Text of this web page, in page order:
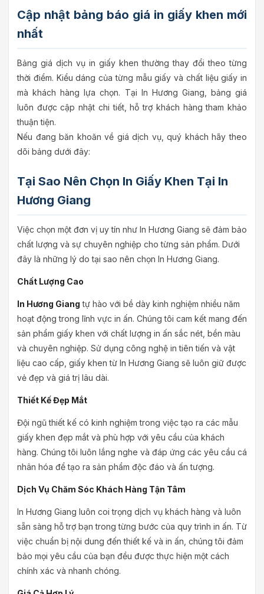
Cập nhật bảng báo giá in giấy khen mới
nhất
Bảng giá dịch vụ in giấy khen thường thay đổi theo từng
thời điểm. Kiểu dáng của từng mẫu giấy và chất liệu giấy in
mà khách hàng lựa chọn. Tại In Hương Giang, bảng giá
luôn được cập nhật chi tiết, hỗ trợ khách hàng tham khảo
thuận tiện.
Nếu đang băn khoăn về giá dịch vụ, quý khách hãy theo
dõi bảng dưới đây:
Tại Sao Nên Chọn In Giấy Khen Tại In
Hương Giang
Việc chọn một đơn vị uy tín như In Hương Giang sẽ đảm bảo
chất lượng và sự chuyên nghiệp cho từng sản phẩm. Dưới
đây là những lý do tại sao nên chọn In Hương Giang.
Chất Lượng Cao
In Hương Giang tự hào với bề dày kinh nghiệm nhiều năm
hoạt động trong lĩnh vực in ấn. Chúng tôi cam kết mang đến
sản phẩm giấy khen với chất lượng in ấn sắc nét, bền màu
và chuyên nghiệp. Sử dụng công nghệ in tiên tiến và vật
liệu cao cấp, giấy khen từ In Hương Giang sẽ luôn giữ được
vẻ đẹp và giá trị lâu dài.
Thiết Kế Đẹp Mắt
Đội ngũ thiết kế có kinh nghiệm trong việc tạo ra các mẫu
giấy khen đẹp mắt và phù hợp với yêu cầu của khách
hàng. Chúng tôi luôn lắng nghe và đáp ứng các yêu cầu cá
nhân hóa để tạo ra sản phẩm độc đáo và ấn tượng.
Dịch Vụ Chăm Sóc Khách Hàng Tận Tâm
In Hương Giang luôn coi trọng dịch vụ khách hàng và luôn
sẵn sàng hỗ trợ bạn trong từng bước của quy trình in ấn. Từ
việc chuẩn bị nội dung đến thiết kế và in ấn, chúng tôi đảm
bảo mọi yêu cầu của bạn đều được thực hiện một cách
chính xác và nhanh chóng.